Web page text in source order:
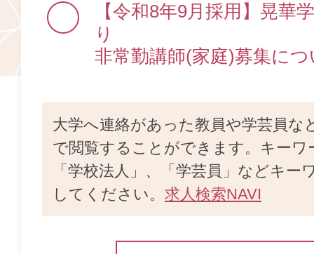
【令和8年9月採用】晃華
り
非常勤講師(家庭)募集に
大学へ連絡があった教員や学芸員な
で閲覧することができます。キーワ
「学校法人」、「学芸員」などキー
してください。 求人検索NAVI